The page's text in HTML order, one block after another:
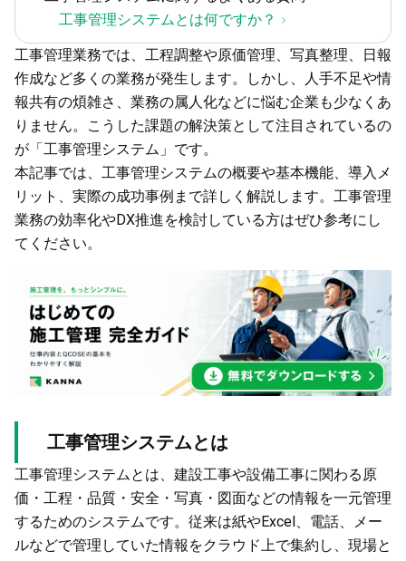
工事管理システムとは何ですか？
工事管理業務では、工程調整や原価管理、写真整理、日報
作成など多くの業務が発生します。しかし、人手不足や情
報共有の煩雑さ、業務の属人化などに悩む企業も少なくあ
りません。こうした課題の解決策として注目されているの
が「工事管理システム」です。
本記事では、工事管理システムの概要や基本機能、導入メ
リット、実際の成功事例まで詳しく解説します。工事管理
業務の効率化やDX推進を検討している方はぜひ参考にし
てください。
工事管理システムとは
工事管理システムとは、建設工事や設備工事に関わる原
価・工程・品質・安全・写真・図面などの情報を一元管理
するためのシステムです。従来は紙やExcel、電話、メー
ルなどで管理していた情報をクラウド上で集約し、現場と